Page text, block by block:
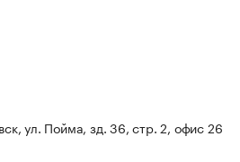
ул. Пойма, зд. 36, стр. 2, офис 26